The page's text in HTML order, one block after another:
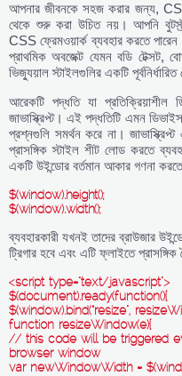
আপনার জীবনকে সহজ করার জন্য, CSS
থেকে শুরু করা উচিত নয়। আপনি
CSS ফ্রেমওয়ার্ক ব্যবহার করতে
প্রাথমিক অবজেক্ট যেমন বডি টেক্সট,
ভিজ্যুয়াল স্টাইলগুলির একটি
আরেকটি পদ্ধতি যা
জাভাস্ক্রিপ্ট। এই পদ্ধতিটি এমন
প্রশ্নগুলি সমর্থন করে না।
প্রাসঙ্গিক স্টাইল শীট লোড করতে
একটি উইন্ডোর বর্তমান আকার গণনা
$(window).height();
$(window).width();
ব্যবহারকারী যখনই তাদের ব্রাউজার
ট্রিগার হবে এবং এটি ফ্লাইতে
<script type=”text/javascript”>
$(document).ready(function(){
$(window).bind(“resize”,
function resizeWindow(e){
// this code will be triggered
browser window
var newWindowWidth =